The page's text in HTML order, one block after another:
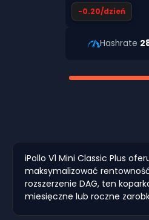
-0.20/dzień
Hashrate
iPollo V1 Mini Classic Plus
maksymalizować
rozszerzenie DAG, ten
miesięczne lub roczne